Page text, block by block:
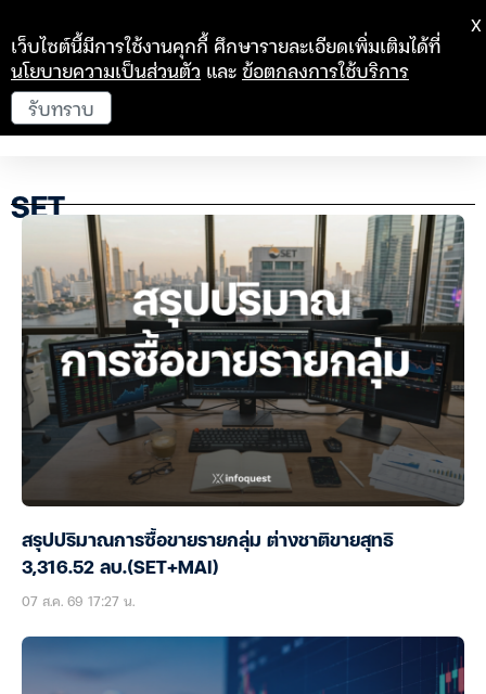
SET
สรุปปริมาณการซื้อขายรายกลุ่ม ต่างชาติขายสุทธิ
3,316.52 ลบ.(SET+MAI)
07 ส.ค. 69 17:27 น.
เว็บไซต์นี้มีการใช้งานคุกกี้ ศึกษารายละเอียดเพิ่มเติมได้ที่
นโยบายความเป็นส่วนตัว และข้อตกลงการใช้บริการ
รับทราบ
X